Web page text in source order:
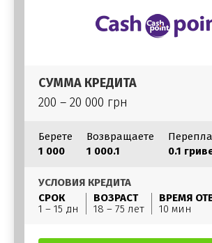
СУММА КРЕДИТА
200 – 20 000 грн
Берете
1 000
Возвращаете
1 000.1
0.1
УСЛОВИЯ КРЕДИТА
СРОК
1 – 15 дн
ВОЗРАСТ
18 – 75 лет
ВРЕМЯ
10 мин